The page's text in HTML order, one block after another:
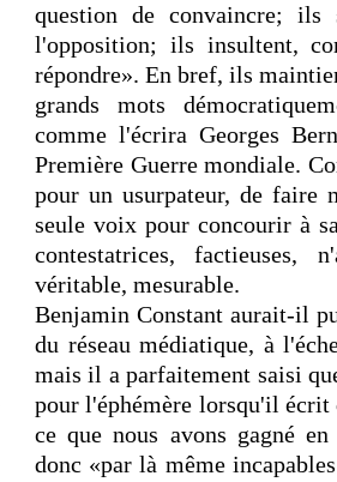
question de convaincre;
l'opposition; ils insultent,
répondre». En bref, ils
grands mots
comme l'écrira Georges
Première Guerre mondiale.
pour un usurpateur, de faire
seule voix pour concourir à
contestatrices,
véritable, mesurable.
Benjamin Constant aurait-il
du réseau médiatique, à
mais il a parfaitement saisi
pour l'éphémère lorsqu'il écrit
ce que nous avons gagné
donc «par là même